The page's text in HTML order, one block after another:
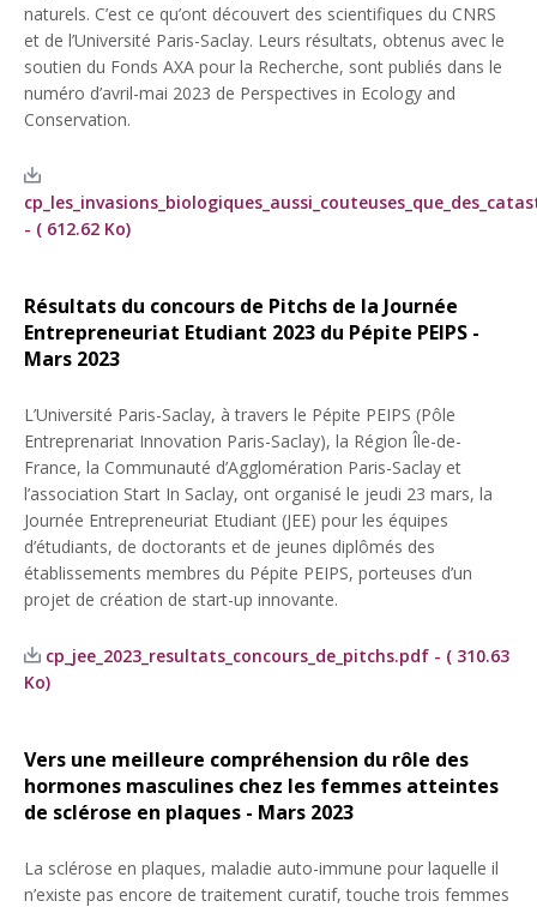
naturels. C’est ce qu’ont découvert des scientifiques du CNRS
et de l’Université Paris-Saclay. Leurs résultats, obtenus avec le
soutien du Fonds AXA pour la Recherche, sont publiés dans le
numéro d’avril-mai 2023 de Perspectives in Ecology and
Conservation.
- ( 612.62 Ko)
Résultats du concours de Pitchs de la Journée
Entrepreneuriat Etudiant 2023 du Pépite PEIPS -
Mars 2023
L’Université Paris-Saclay, à travers le Pépite PEIPS (Pôle
Entreprenariat Innovation Paris-Saclay), la Région Île-de-
France, la Communauté d’Agglomération Paris-Saclay et
l’association Start In Saclay, ont organisé le jeudi 23 mars, la
Journée Entrepreneuriat Etudiant (JEE) pour les équipes
d’étudiants, de doctorants et de jeunes diplômés des
établissements membres du Pépite PEIPS, porteuses d’un
projet de création de start-up innovante.
cp_jee_2023_resultats_concours_de_pitchs.pdf - ( 310.63
Ko)
Vers une meilleure compréhension du rôle des
hormones masculines chez les femmes atteintes
de sclérose en plaques - Mars 2023
La sclérose en plaques, maladie auto-immune pour laquelle il
n’existe pas encore de traitement curatif, touche trois femmes